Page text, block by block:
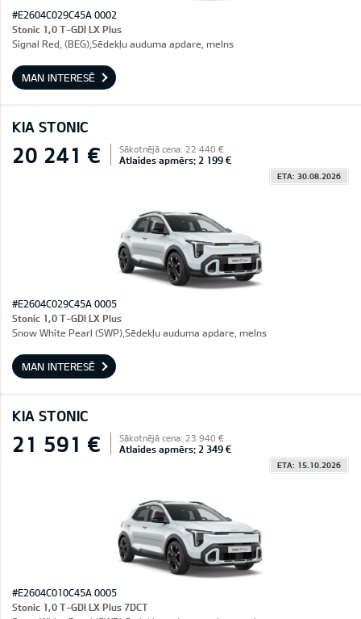
#E2604C029C45A 0002
Stonic 1,0 T-GDI LX Plus
Signal Red, (BEG),Sēdekļu auduma apdare, melns
MAN INTERESĒ
KIA STONIC
20 241 € Sākotnējā cena: 22 440 €
Atlaides apmērs: 2 199 €
ETA: 30.08.2026
#E2604C029C45A 0005
Stonic 1,0 T-GDI LX Plus
Snow White Pearl (SWP),Sēdekļu auduma apdare, melns
MAN INTERESĒ
KIA STONIC
21 591 € Sākotnējā cena: 23 940 €
Atlaides apmērs: 2 349 €
ETA: 15.10.2026
#E2604C010C45A 0005
Stonic 1,0 T-GDI LX Plus 7DCT